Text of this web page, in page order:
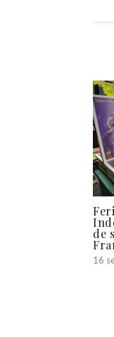
de
16